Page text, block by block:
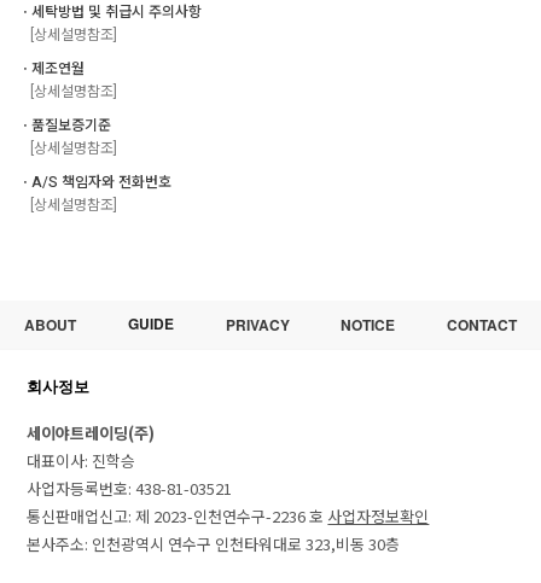
ㆍ세탁방법 및 취급시 주의사항
[상세설명참조]
ㆍ제조연월
[상세설명참조]
ㆍ품질보증기준
[상세설명참조]
ㆍA/S 책임자와 전화번호
[상세설명참조]
ABOUT GUIDE PRIVACY NOTICE CONTACT
회사정보
세이야트레이딩(주)
대표이사: 진학승
사업자등록번호: 438-81-03521
통신판매업신고: 제 2023-인천연수구-2236 호 사업자정보확인
본사주소: 인천광역시 연수구 인천타워대로 323,비동 30층